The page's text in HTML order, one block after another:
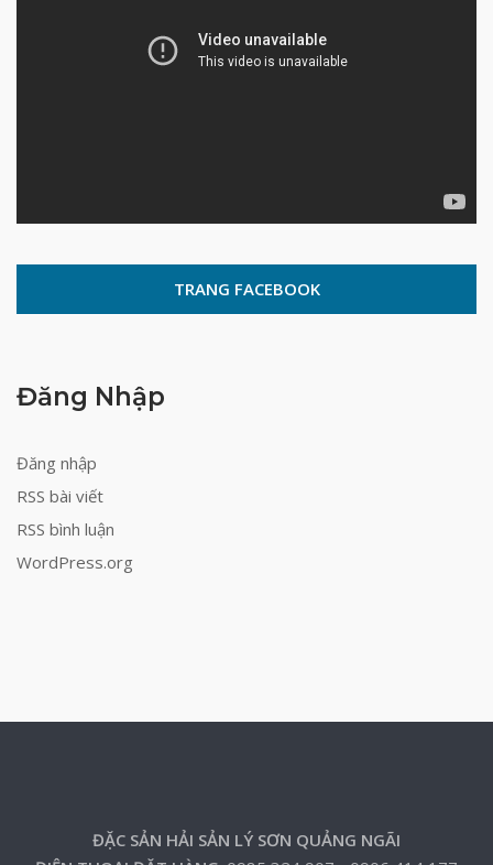
TRANG FACEBOOK
Đăng Nhập
Đăng nhập
RSS bài viết
RSS bình luận
WordPress.org
ĐẶC SẢN HẢI SẢN LÝ SƠN QUẢNG NGÃI